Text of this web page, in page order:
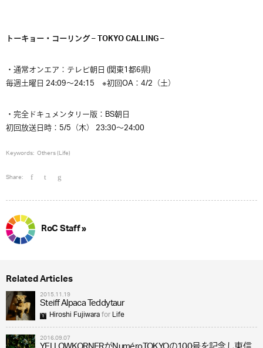
トーキョー・コーリング – TOKYO CALLING –
・通常オンエア：テレビ朝日 (関東1都6県)
毎週土曜日 24:09～24:15 ※初回OA：4/2（土）
・完全ドキュメンタリー版：BS朝日
初回放送日時：5/5（木） 23:30～24:00
Keywords: Others (Life)
Share:
RoC Staff »
Related Articles
2015.11.19
Steiff Alpaca Teddytaur
Hiroshi FujiwaraforLife
2016.09.07